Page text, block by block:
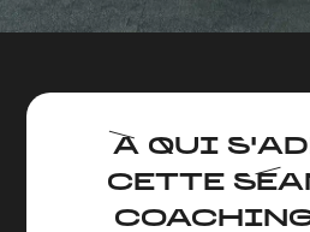
À QUI
CETTE